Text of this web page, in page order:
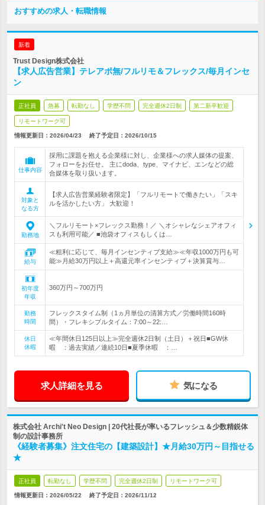
おすすめの求人・転職情報
新着
Trust Design株式会社
【求人広告営業】テレアポ無/フルリモ＆フレックス/毎月インセ
ン
正社員 急募 転勤なし 学歴不問 完全週休2日制 第二新卒歓迎
リモートワーク可
情報更新日：2026/04/23 終了予定日： 2026/10/15
仕事内容
採用に課題を抱える企業様に対し、企業様への求人媒体の提案、
フォローをお任せ。 主にdoda、type、マイナビ、エンなどの総
合媒体を取り扱います。
対象と
なる方
【求人広告営業経験者限定】「フルリモートで働きたい」「スキ
ルを活かしたい方」 大歓迎！
勤務地
＼フルリモート×フレックス勤務！／ ＼オシャレなシェアオフィ
スも利用可能／ ■池袋オフィスもしくは…
給与
≪粗利に応じて、毎月インセンティブ支給≫≪年収1000万円も可
能≫月給30万円以上＋高還元率インセンティブ＋決算賞与…
初年度
年収
360万円～700万円
勤務
時間
フレックスタイム制（1ヵ月単位の清算方式／労働時間160時
間）・フレキシブルタイム：7:00～22:…
休日
休暇
≪年間休日125日以上≫完全週休2日制（土日）＋祝日■GW休
暇 ：過去実績／連続10日■夏季休暇 ：…
求人詳細を見る 気になる
株式会社 Archi't Neo Design | 20代社長が率いるフレッシュ＆少数精鋭体
制の設計事務所
《経験者募集》注文住宅の【建築設計】★月給30万円～目指せる
★
正社員 転勤なし 学歴不問 完全週休2日制 リモートワーク可
情報更新日：2026/05/22 終了予定日： 2026/11/12